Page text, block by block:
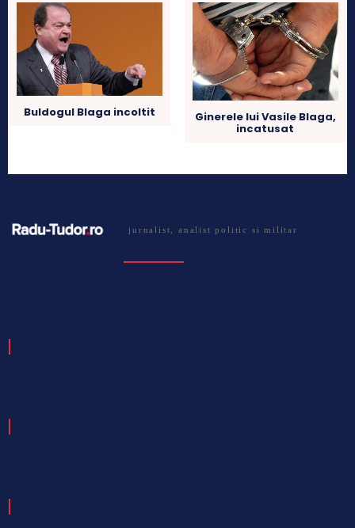
Buldogul Blaga incoltit Ginerele lui Vasile Blaga,
incatusat
jurnalist, analist politic si militar